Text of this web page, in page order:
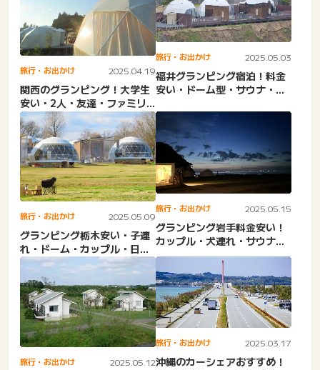
旅行・お出かけ 2025.04.19
関西のグランピング！大学生
安い・2人・友達・ファミリ
ー・大阪・コテージ・大人数
旅行・お出かけ 2025.05.03
福井グランピング宿泊！料金
安い・ドーム型・サウナ・日
ー...
旅行・お出かけ 2025.05.09
グランピング栃木安い・子連
れ・ドーム・カップル・日帰
り・予約・じゃらん・那
須・...
旅行・お出かけ 2025.05.15
グランピング岩手料金安い！
カップル・犬連れ・サウナ・
ドーム・コテージ・日帰
り・...
旅行・お出かけ 2025.05.12
旅行・お出かけ 2025.03.17
沖縄のカーシェアおすすめ！